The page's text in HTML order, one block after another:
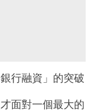
行融資」的突破
面對一個最大的